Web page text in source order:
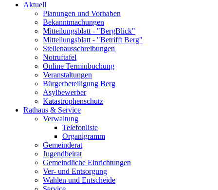
Aktuell
Planungen und Vorhaben
Bekanntmachungen
Mitteilungsblatt - "BergBlick"
Mitteilungsblatt - "Betrifft Berg"
Stellenausschreibungen
Notruftafel
Online Terminbuchung
Veranstaltungen
Bürgerbeteiligung Berg
Asylbewerber
Katastrophenschutz
Rathaus & Service
Verwaltung
Telefonliste
Organigramm
Gemeinderat
Jugendbeirat
Gemeindliche Einrichtungen
Ver- und Entsorgung
Wahlen und Entscheide